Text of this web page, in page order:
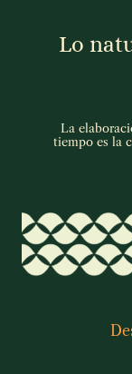
Lo
La
tiempo es la